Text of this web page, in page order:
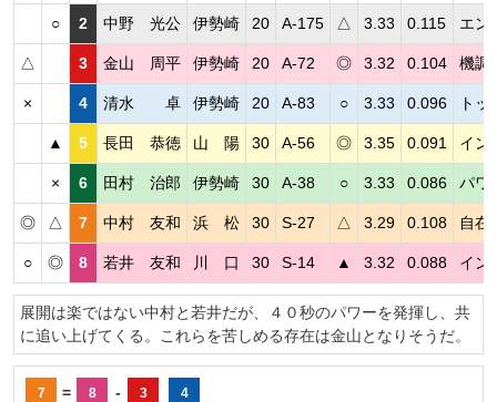
○ 2 中野 光公 伊勢崎 20 A-175 △ 3.33 0.115 エン
△ 3 金山 周平 伊勢崎 20 A-72 ◎ 3.32 0.104 機調
× 4 清水 卓 伊勢崎 20 A-83 ○ 3.33 0.096 ト
▲ 5 長田 恭徳 山 陽 30 A-56 ◎ 3.35 0.091 イン
× 6 田村 治郎 伊勢崎 30 A-38 ○ 3.33 0.086 パワ
◎ △ 7 中村 友和 浜 松 30 S-27 △ 3.29 0.108 自在
○ ◎ 8 若井 友和 川 口 30 S-14 ▲ 3.32 0.088 イン
展開は楽ではない中村と若井だが、４０秒のパワーを発揮し、共
に追い上げてくる。これらを苦しめる存在は金山となりそうだ。
7 = 8 - 3 4